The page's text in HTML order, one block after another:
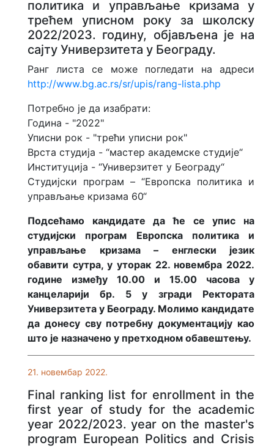
политика и управљање кризама у
трећем уписном року за школску
2022/2023. годину, објављена је на
сајту Универзитета у Београду.
Ранг листa се може погледати на адреси
http://www.bg.ac.rs/sr/upis/rang-lista.php
Потребно је да изабрати:
Година - "2022"
Уписни рок - "трећи уписни рок"
Врста студија - “мастер академске студије“
Институција - “Универзитет у Београду“
Студијски програм – “Европска политика и
управљање кризама 60“
Подсећамо кандидате да ће се упис на
студијски програм Европска политика и
управљање кризама – енглески језик
обавити сутра, у уторак 22. новембра 2022.
године између 10.00 и 15.00 часова у
канцеларији бр. 5 у згради Ректората
Универзитета у Београду. Молимо кандидате
да донесу сву потребну документацију као
што је назначено у претходном обавештењу.
21. новембар 2022.
Final ranking list for enrollment in the
first year of study for the academic
year 2022/2023. year on the master's
program European Politics and Crisis